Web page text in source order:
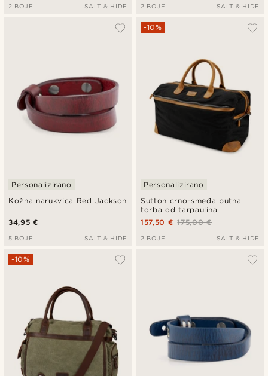
2 BOJE SALT & HIDE 2 BOJE SALT & HIDE
Kožna narukvica Red Jackson
Personalizirano
34,95 €
5 BOJE SALT & HIDE
Sutton crno-smeđa putna
torba od tarpaulina
-10%
Personalizirano
175,00 €
157,50 €
2 BOJE SALT & HIDE
-10%